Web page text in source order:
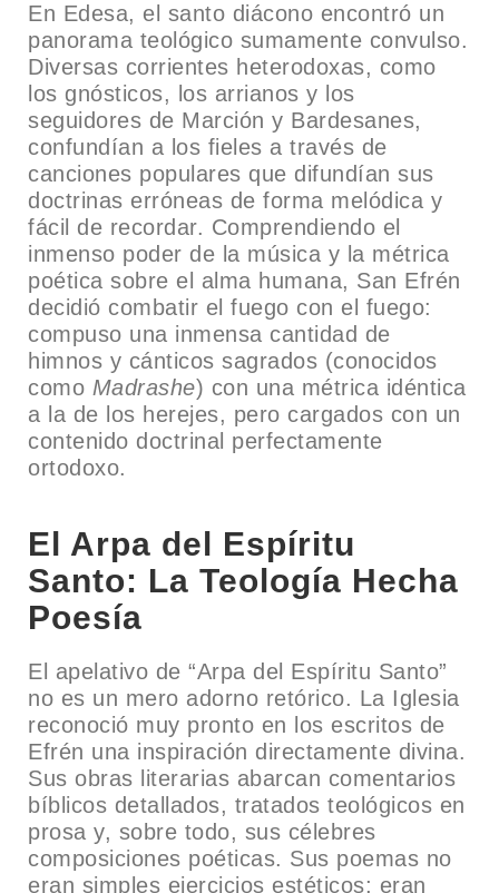
En Edesa, el santo diácono encontró un
panorama teológico sumamente convulso.
Diversas corrientes heterodoxas, como
los gnósticos, los arrianos y los
seguidores de Marción y Bardesanes,
confundían a los fieles a través de
canciones populares que difundían sus
doctrinas erróneas de forma melódica y
fácil de recordar. Comprendiendo el
inmenso poder de la música y la métrica
poética sobre el alma humana, San Efrén
decidió combatir el fuego con el fuego:
compuso una inmensa cantidad de
himnos y cánticos sagrados (conocidos
como Madrashe) con una métrica idéntica
a la de los herejes, pero cargados con un
contenido doctrinal perfectamente
ortodoxo.
El Arpa del Espíritu
Santo: La Teología Hecha
Poesía
El apelativo de “Arpa del Espíritu Santo”
no es un mero adorno retórico. La Iglesia
reconoció muy pronto en los escritos de
Efrén una inspiración directamente divina.
Sus obras literarias abarcan comentarios
bíblicos detallados, tratados teológicos en
prosa y, sobre todo, sus célebres
composiciones poéticas. Sus poemas no
eran simples ejercicios estéticos; eran